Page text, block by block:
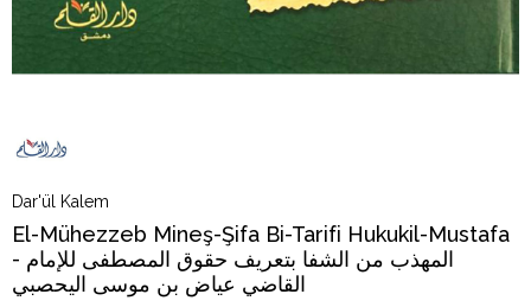
Dar'ül Kalem
El-Mühezzeb Mineş-Şifa Bi-Tarifi Hukukil-Mustafa
- المهذب من الشفا بتعريف حقوق المصطفى للإمام
القاضي عياض بن موسى اليحصبي